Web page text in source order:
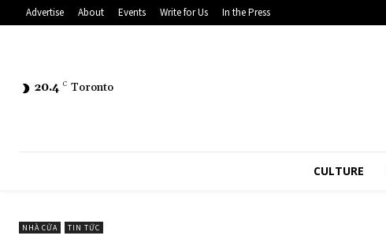
Advertise About Events Write for Us In the Press
20.4 C Toronto
CULTURE
NHÀ CỬA TIN TỨC